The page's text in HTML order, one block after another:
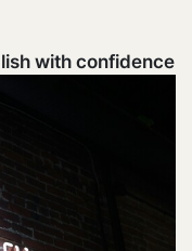
with confidence